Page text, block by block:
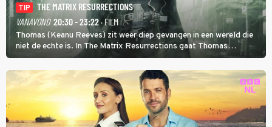
TIP
THE MATRIX RESURRECTIONS
VANAVOND 20:30 - 23:22· FILM
Thomas (Keanu Reeves) zit weer diep gevangen in een wereld die
niet de echte is. In The Matrix Resurrections gaat Thomas
proberen uit deze schijnwereld te ontsnappen.